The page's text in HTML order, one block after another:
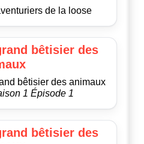
de la loose
bêtisier des
bêtisier des animaux
1 Épisode 1
bêtisier des